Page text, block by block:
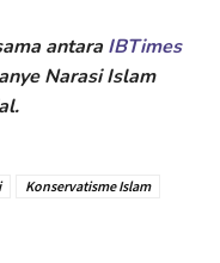
antara IBTimes
Narasi Islam
Konservatisme Islam